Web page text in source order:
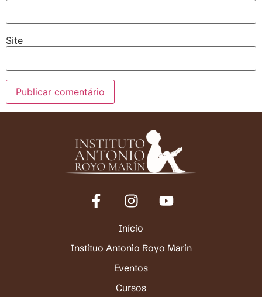
Site
Início
Instituo Antonio Royo Marin
Eventos
Cursos